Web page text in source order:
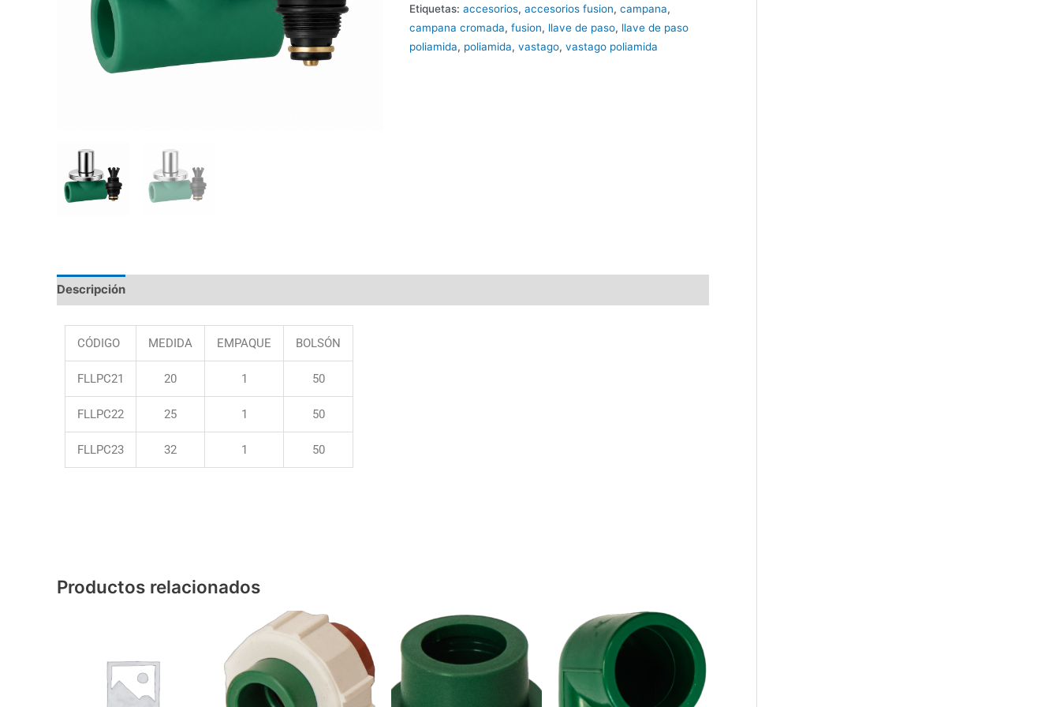
Etiquetas: accesorios, accesorios fusion, campana,
campana cromada, fusion, llave de paso, llave de paso
poliamida, poliamida, vastago, vastago poliamida
Descripción
CÓDIGO MEDIDA EMPAQUE BOLSÓN
FLLPC21 20 1 50
FLLPC22 25 1 50
FLLPC23 32 1 50
Productos relacionados